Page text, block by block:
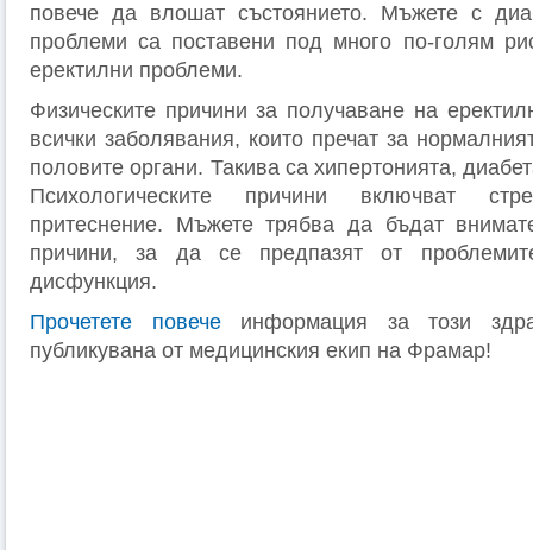
повече да влошат състоянието. Мъжете с
проблеми са поставени под много по-голям
еректилни проблеми.
Физическите причини за получаване на
всички заболявания, които пречат за
половите органи. Такива са хипертонията,
Психологическите причини включват
притеснение. Мъжете трябва да бъдат
причини, за да се предпазят от
дисфункция.
Прочетете повечеинформация за този
публикувана от медицинския екип на Фрамар!